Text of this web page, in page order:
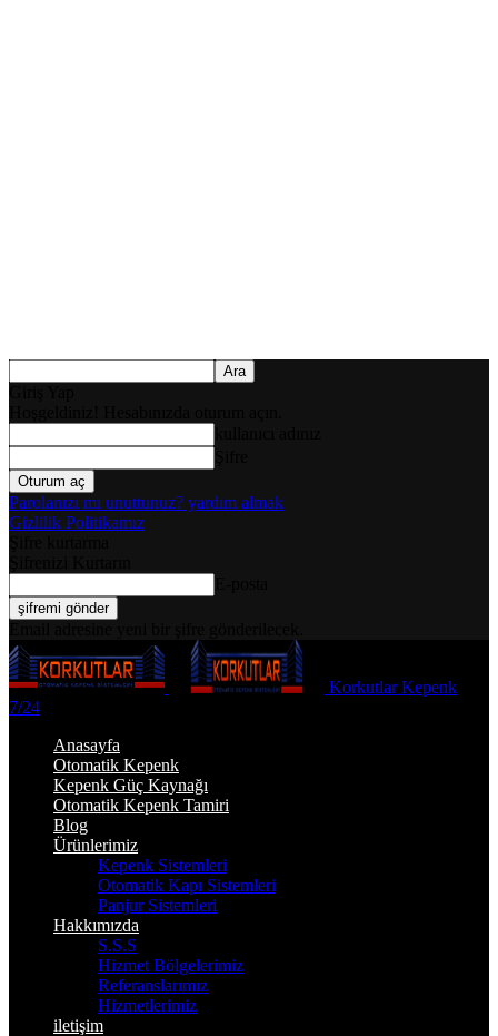
Parolanızı mı unuttunuz? yardım almak
Gizlilik Politikamız
Korkutlar Kepenk
7/24
Anasayfa
Otomatik Kepenk
Kepenk Güç Kaynağı
Otomatik Kepenk Tamiri
Blog
Ürünlerimiz
Kepenk Sistemleri
Otomatik Kapı Sistemleri
Panjur Sistemleri
Hakkımızda
S.S.S
Hizmet Bölgelerimiz
Referanslarımız
Hizmetlerimiz
iletişim